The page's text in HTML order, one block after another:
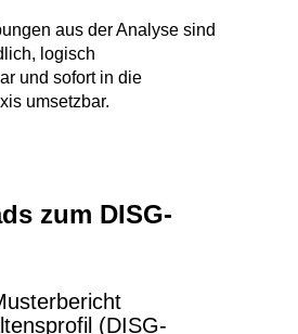
aus der Analyse sind
logisch
und sofort in die
umsetzbar.
zum DISG-
(DISG-